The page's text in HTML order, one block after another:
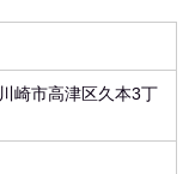
崎市高津区久本3丁